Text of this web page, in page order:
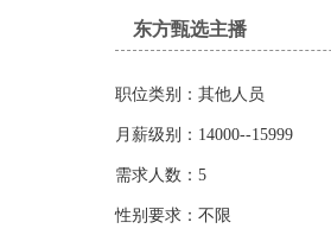
东方甄选主播
职位类别：其他人员
月薪级别：14000--15999
需求人数：5
性别要求：不限